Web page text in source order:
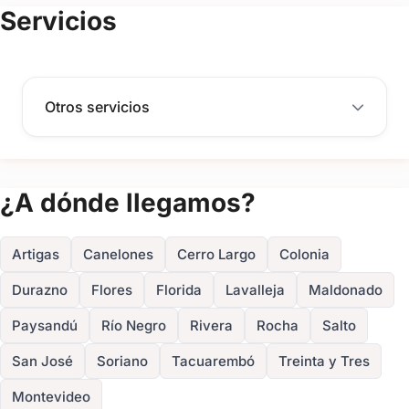
Servicios
Otros servicios
¿A dónde llegamos?
Artigas Canelones Cerro Largo Colonia
Durazno Flores Florida Lavalleja Maldonado
Paysandú Río Negro Rivera Rocha Salto
San José Soriano Tacuarembó Treinta y Tres
Montevideo